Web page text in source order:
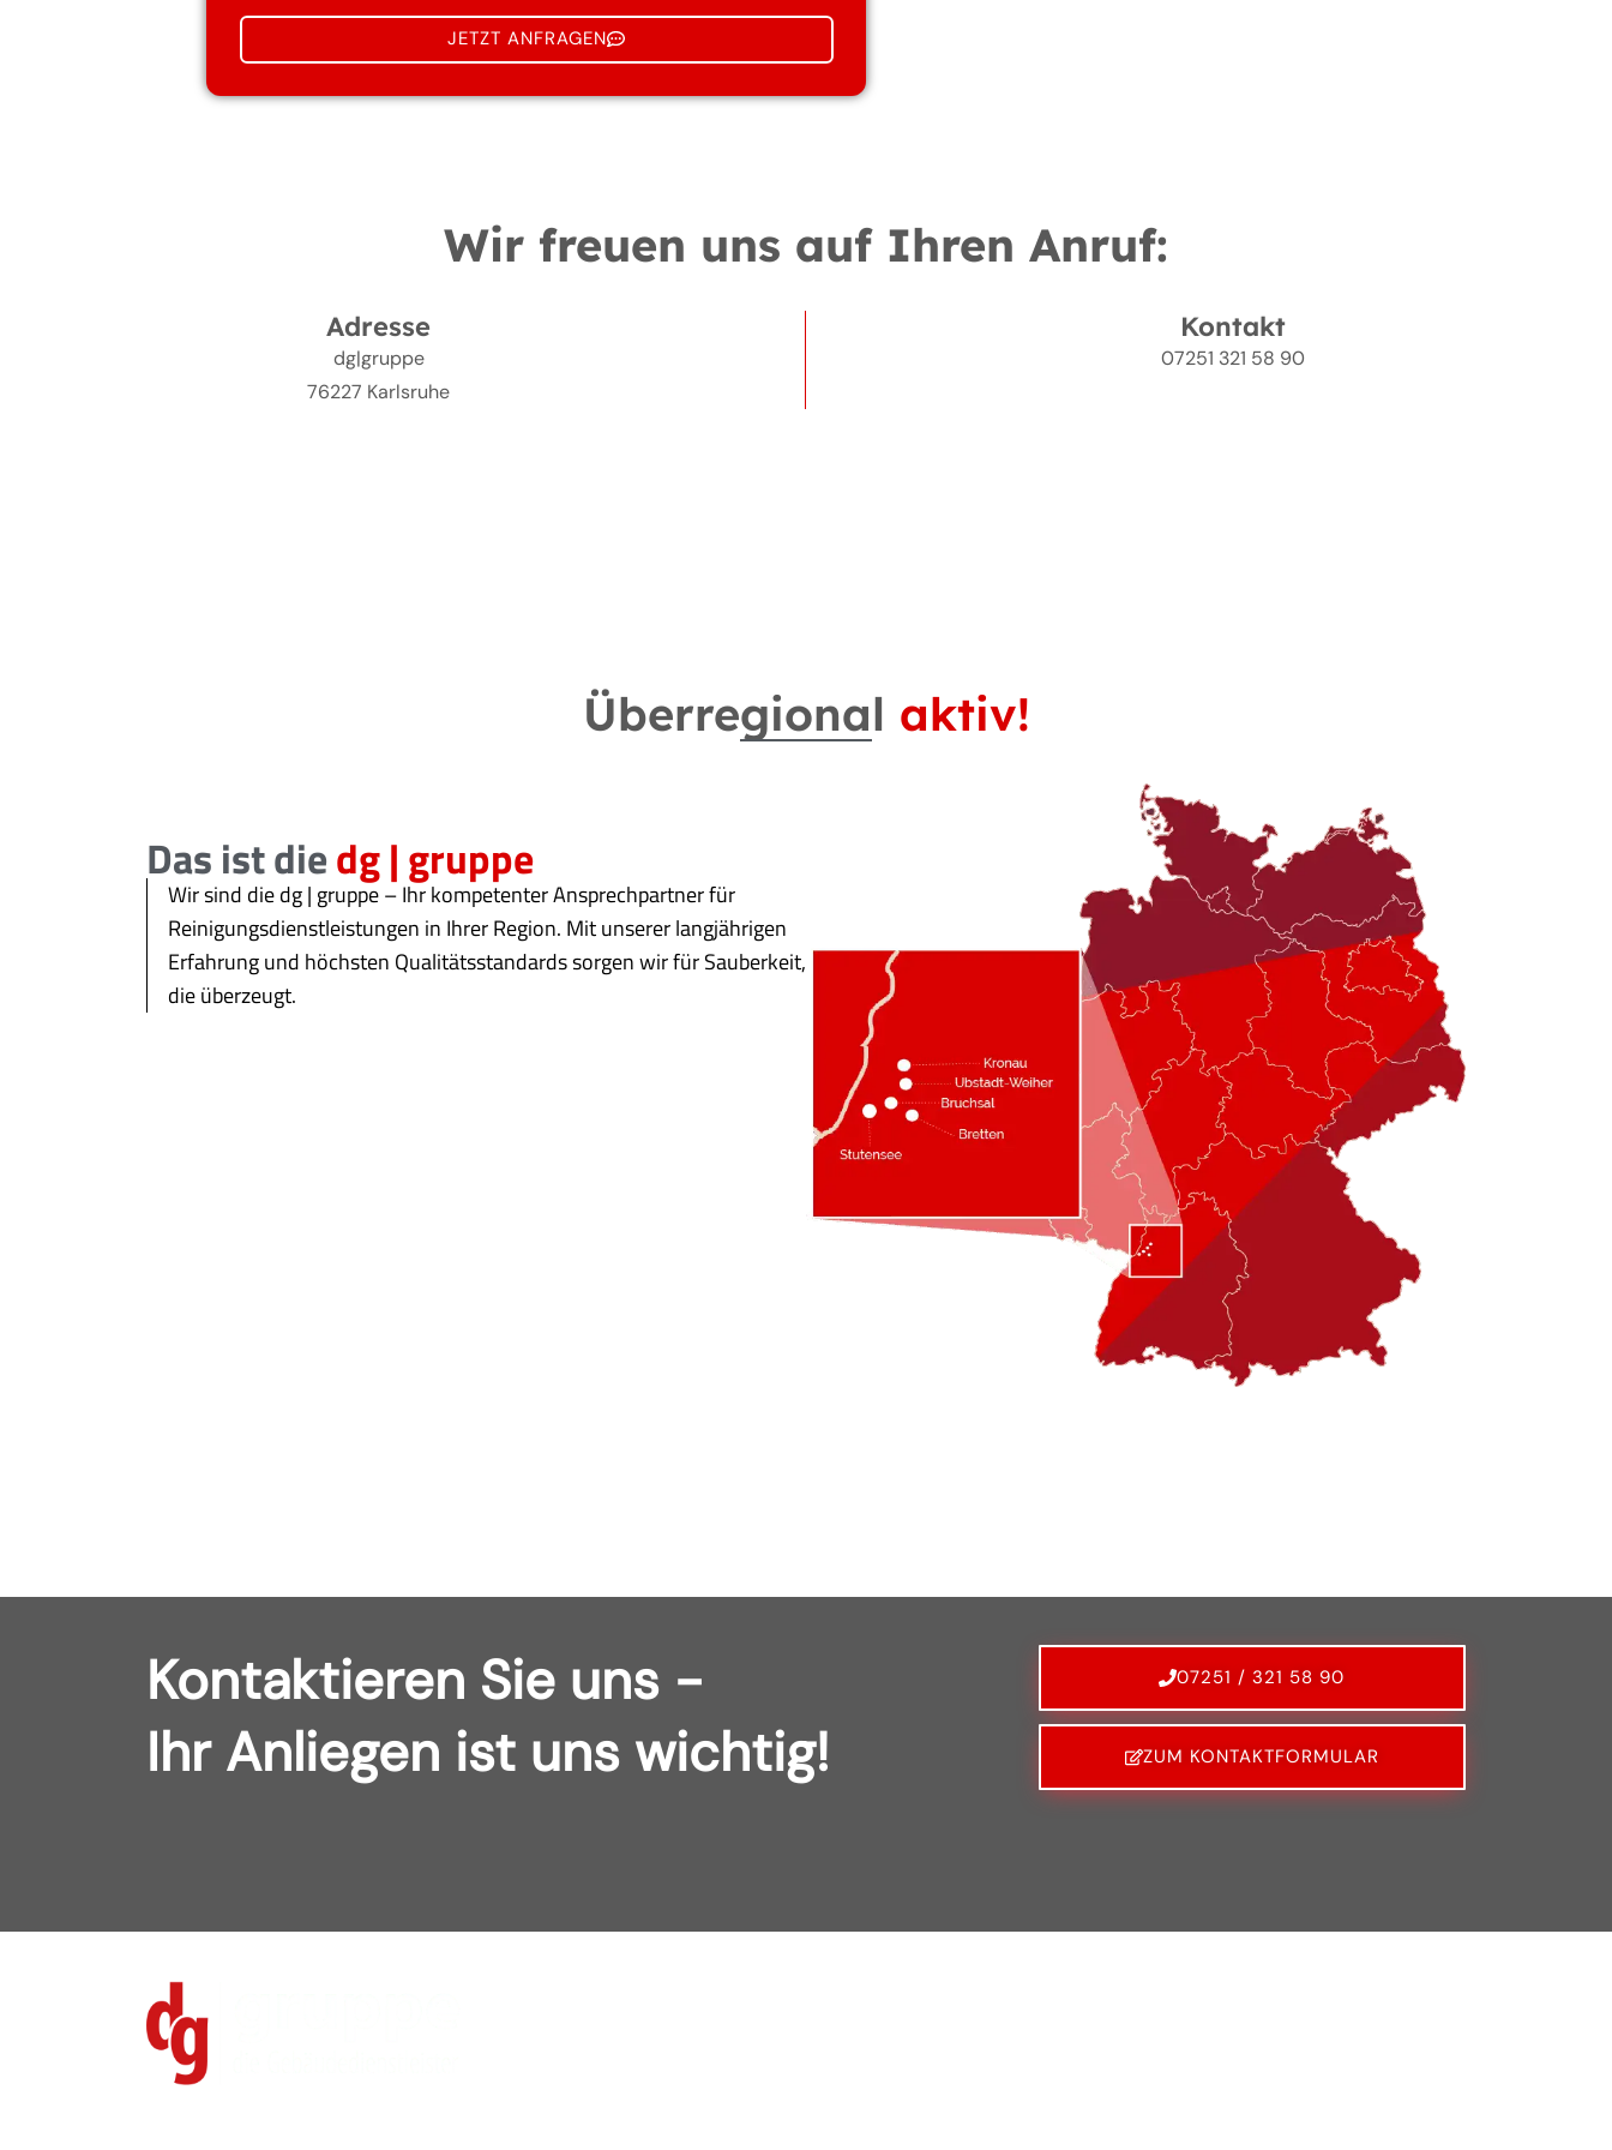
c
h
t
JETZT ANFRAGEN
Wir freuen uns auf Ihren Anruf:
Adresse
dg|gruppe
76227 Karlsruhe
Kontakt
07251 321 58 90
Überregional aktiv!
Das ist diedg | gruppe
Wir sind die dg | gruppe – Ihr kompetenter Ansprechpartner für
Reinigungsdienstleistungen in Ihrer Region. Mit unserer langjährigen
Erfahrung und höchsten Qualitätsstandards sorgen wir für Sauberkeit,
die überzeugt.
Kontaktieren Sie uns -
Ihr Anliegen ist uns wichtig!
07251 / 321 58 90
ZUM KONTAKTFORMULAR